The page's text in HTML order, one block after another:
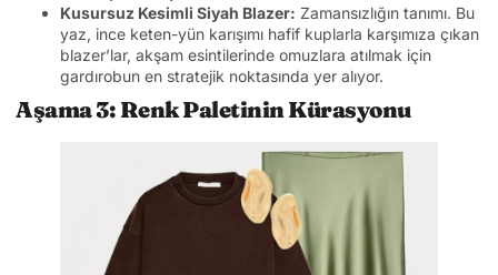
Kusursuz Kesimli Siyah Blazer: Zamansızlığın tanımı. Bu
yaz, ince keten-yün karışımı hafif kuplarla karşımıza çıkan
blazer’lar, akşam esintilerinde omuzlara atılmak için
gardırobun en stratejik noktasında yer alıyor.
Aşama 3: Renk Paletinin Kürasyonu